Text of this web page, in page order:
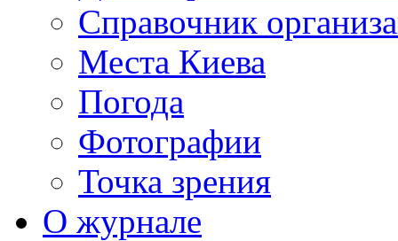
Справочник
Места Киева
Погода
Фотографии
Точка зрения
О журнале